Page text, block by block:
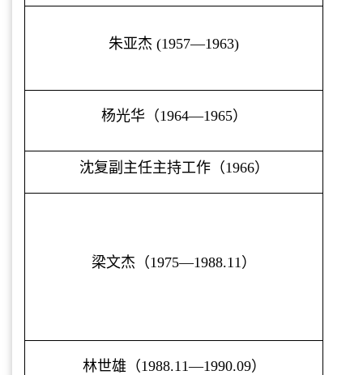
朱亚杰 (1957—1963)
杨光华（1964—1965）
沈复副主任主持工作（1966）
梁文杰（1975—1988.11）
林世雄（1988.11—1990.09）